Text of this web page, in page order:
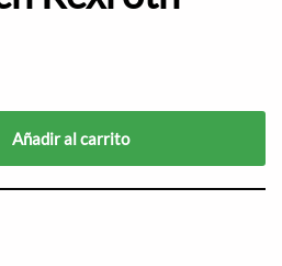
Añadir al carrito